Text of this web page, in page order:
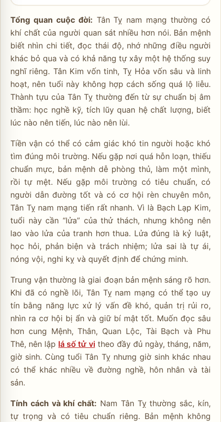
Tổng quan cuộc đời: Tân Tỵ nam mạng thường có
khí chất của người quan sát nhiều hơn nói. Bản mệnh
biết nhìn chi tiết, đọc thái độ, nhớ những điều người
khác bỏ qua và có khả năng tự xây một hệ thống suy
nghĩ riêng. Tân Kim vốn tinh, Tỵ Hỏa vốn sâu và linh
hoạt, nên tuổi này không hợp cách sống quá lộ liễu.
Thành tựu của Tân Tỵ thường đến từ sự chuẩn bị âm
thầm: học nghề kỹ, tích lũy quan hệ chất lượng, biết
lúc nào nên tiến, lúc nào nên lùi.
Tiền vận có thể có cảm giác khó tin người hoặc khó
tìm đúng môi trường. Nếu gặp nơi quá hỗn loạn, thiếu
chuẩn mực, bản mệnh dễ phòng thủ, làm một mình,
rồi tự mệt. Nếu gặp môi trường có tiêu chuẩn, có
người dẫn đường tốt và có cơ hội rèn chuyên môn,
Tân Tỵ nam mạng tiến rất nhanh. Vì là Bạch Lạp Kim,
tuổi này cần “lửa” của thử thách, nhưng không nên
lao vào lửa của tranh hơn thua. Lửa đúng là kỷ luật,
học hỏi, phản biện và trách nhiệm; lửa sai là tự ái,
nóng vội, nghi kỵ và quyết định để chứng minh.
Trung vận thường là giai đoạn bản mệnh sáng rõ hơn.
Khi đã có nghề lõi, Tân Tỵ nam mạng có thể tạo uy
tín bằng năng lực xử lý vấn đề khó, quản trị rủi ro,
nhìn ra cơ hội bị ẩn và giữ bí mật tốt. Muốn đọc sâu
hơn cung Mệnh, Thân, Quan Lộc, Tài Bạch và Phu
Thê, nên lập lá số tử vitheo đầy đủ ngày, tháng, năm,
giờ sinh. Cùng tuổi Tân Tỵ nhưng giờ sinh khác nhau
có thể khác nhiều về đường nghề, hôn nhân và tài
sản.
Tính cách và khí chất: Nam Tân Tỵ thường sắc, kín,
tự trọng và có tiêu chuẩn riêng. Bản mệnh không